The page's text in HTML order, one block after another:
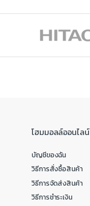
โฮมมอลล์ออนไลน์
บัญชีของฉัน
วิธีการสั่งซื้อสินค้า
วิธีการจัดส่งสินค้า
วิธีการชำระเงิน